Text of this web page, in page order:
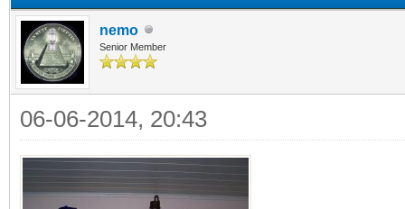
nemo
Senior Member
06-06-2014, 20:43